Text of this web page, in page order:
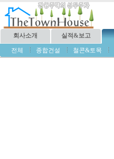
회사소개 실적&보고
전체 종합건설 철콘&토목